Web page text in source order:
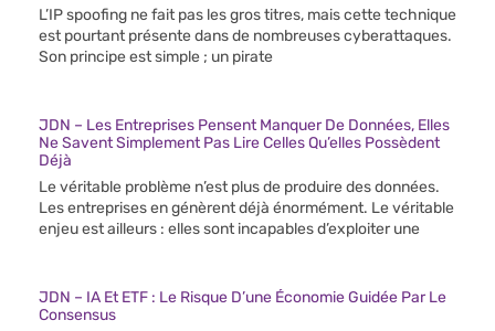
L’IP spoofing ne fait pas les gros titres, mais cette technique
est pourtant présente dans de nombreuses cyberattaques.
Son principe est simple ; un pirate
JDN – Les Entreprises Pensent Manquer De Données, Elles
Ne Savent Simplement Pas Lire Celles Qu’elles Possèdent
Déjà
Le véritable problème n’est plus de produire des données.
Les entreprises en génèrent déjà énormément. Le véritable
enjeu est ailleurs : elles sont incapables d’exploiter une
JDN – IA Et ETF : Le Risque D’une Économie Guidée Par Le
Consensus